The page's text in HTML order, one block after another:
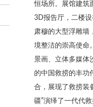
恒场所。展馆建筑
3D报告厅，二楼
肃穆的大型浮雕墙
境整洁的崇高使命
景画、立体多媒体
的中国救捞的丰功
合，展现了救捞装
疆”演绎了一代代